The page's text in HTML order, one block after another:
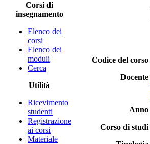
Corsi di
insegnamento
Elenco dei
corsi
Elenco dei
moduli
Cerca
Utilità
Ricevimento
studenti
Registrazione
ai corsi
Materiale
Codice del corso
Docente
Anno
Corso di studi